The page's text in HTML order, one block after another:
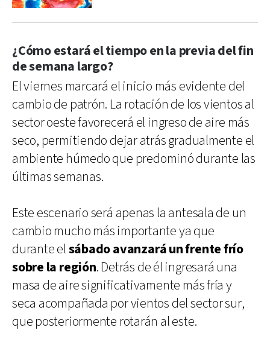
¿Cómo estará el tiempo en la previa del fin
de semana largo?
El viernes marcará el inicio más evidente del
cambio de patrón. La rotación de los vientos al
sector oeste favorecerá el ingreso de aire más
seco, permitiendo dejar atrás gradualmente el
ambiente húmedo que predominó durante las
últimas semanas.
Este escenario será apenas la antesala de un
cambio mucho más importante ya que
durante elsábado avanzará un frente frío
sobre la región. Detrás de él ingresará una
masa de aire significativamente más fría y
seca acompañada por vientos del sector sur,
que posteriormente rotarán al este.